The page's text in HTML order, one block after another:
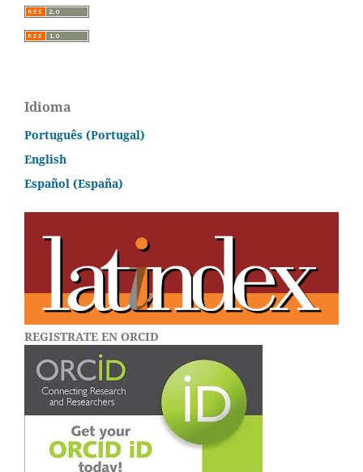
Idioma
Português (Portugal)
English
Español (España)
REGISTRATE EN ORCID